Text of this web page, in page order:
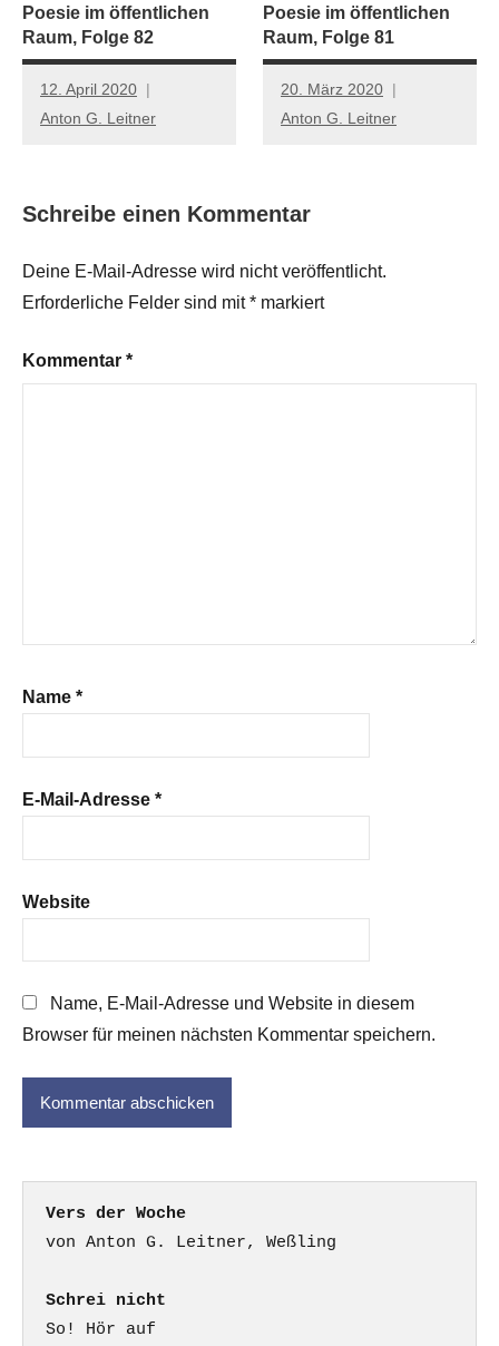
Poesie im öffentlichen
Raum, Folge 82
12. April 2020
Anton G. Leitner
Poesie im öffentlichen
Raum, Folge 81
20. März 2020
Anton G. Leitner
Schreibe einen Kommentar
Deine E-Mail-Adresse wird nicht veröffentlicht.
Erforderliche Felder sind mit* markiert
Kommentar *
Name *
E-Mail-Adresse *
Website
Name, E-Mail-Adresse und Website in diesem
Browser für meinen nächsten Kommentar speichern.
Vers der Woche
Schrei nicht
So! Hör auf